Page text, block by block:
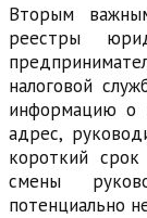
Вторым
реестры
налоговой
информацию о
адрес,
короткий
смены
потенциально